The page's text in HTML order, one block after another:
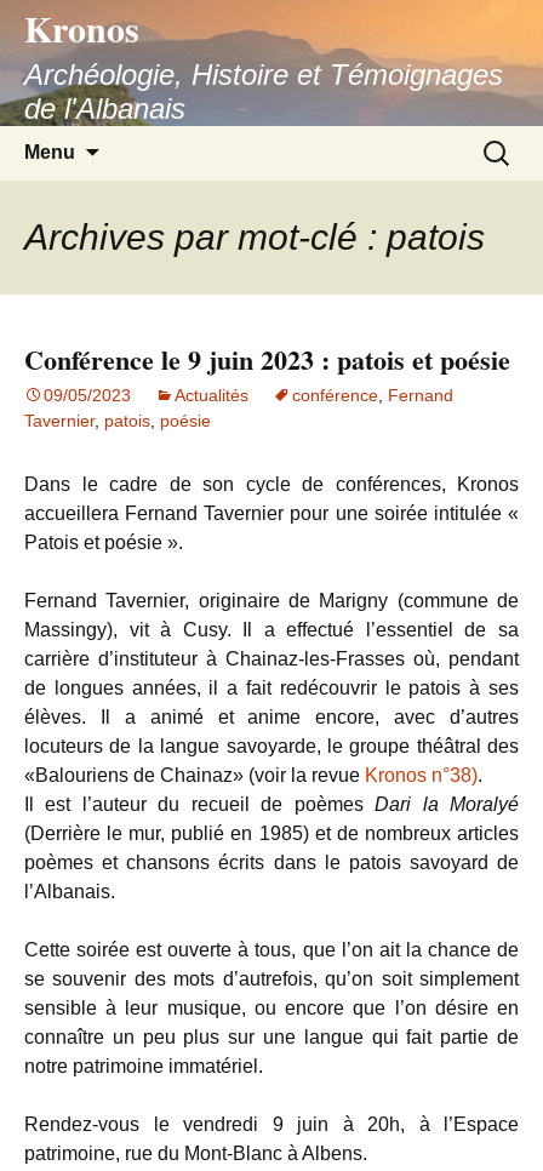
contenu
Kronos
Archéologie, Histoire et Témoignages
de l'Albanais
Menu
Archives par mot-clé : patois
Conférence le 9 juin 2023 : patois et poésie
09/05/2023 Actualités conférence Fernand
Tavernier, patois poésie
Dans le cadre de son cycle de conférences, Kronos
accueillera Fernand Tavernier pour une soirée intitulée «
Patois et poésie ».
Fernand Tavernier, originaire de Marigny (commune de
Massingy), vit à Cusy. Il a effectué l’essentiel de sa
carrière d’instituteur à Chainaz-les-Frasses où, pendant
de longues années, il a fait redécouvrir le patois à ses
élèves. Il a animé et anime encore, avec d’autres
locuteurs de la langue savoyarde, le groupe théâtral des
«Balouriens de Chainaz» (voir la revue Kronos n°38).
Il est l’auteur du recueil de poèmesDari la Moralyé
(Derrière le mur, publié en 1985) et de nombreux articles
poèmes et chansons écrits dans le patois savoyard de
l’Albanais.
Cette soirée est ouverte à tous, que l’on ait la chance de
se souvenir des mots d’autrefois, qu’on soit simplement
sensible à leur musique, ou encore que l’on désire en
connaître un peu plus sur une langue qui fait partie de
notre patrimoine immatériel.
Rendez-vous le vendredi 9 juin à 20h, à l’Espace
patrimoine, rue du Mont-Blanc à Albens.